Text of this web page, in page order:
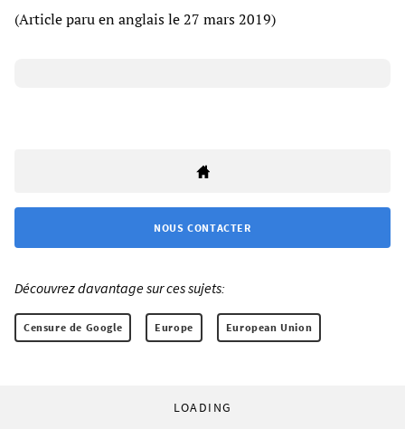
(Article paru en anglais le 27 mars 2019)
NOUS CONTACTER
Découvrez davantage sur ces sujets:
Censure de Google Europe European Union
LOADING